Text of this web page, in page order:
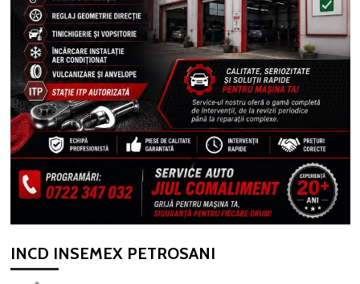
INCD INSEMEX PETROSANI